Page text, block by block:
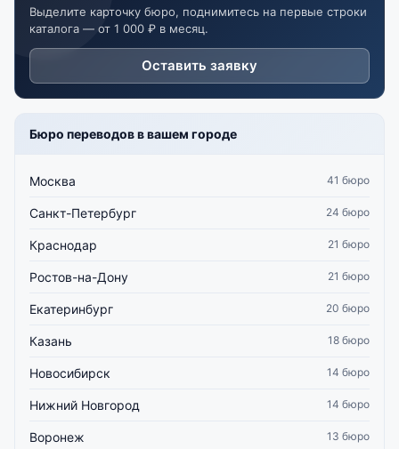
Выделите карточку бюро, поднимитесь на первые строки
каталога — от 1 000 ₽ в месяц.
Оставить заявку
Бюро переводов в вашем городе
Москва 41 бюро
Санкт-Петербург 24 бюро
Краснодар 21 бюро
Ростов-на-Дону 21 бюро
Екатеринбург 20 бюро
Казань 18 бюро
Новосибирск 14 бюро
Нижний Новгород 14 бюро
Воронеж 13 бюро